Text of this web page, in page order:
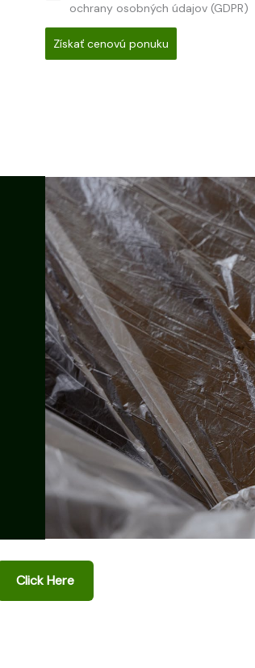
ochrany osobných údajov (GDPR)
Získať cenovú ponuku
Click Here